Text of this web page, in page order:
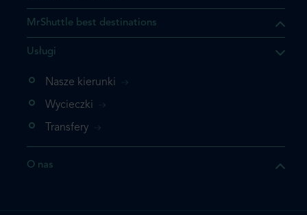
którego szukasz jest już
nie chcesz dodawać go
MrShuttle best destinations
Usługi
Nasze kierunki
Wycieczki
Transfery
O nas